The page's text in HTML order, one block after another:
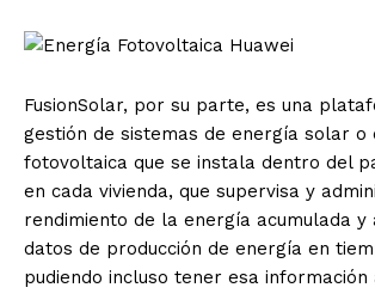
FusionSolar, por su parte, es una
gestión de sistemas de energía solar o
fotovoltaica que se instala dentro del
en cada vivienda, que supervisa y
rendimiento de la energía acumulada y
datos de producción de energía en
pudiendo incluso tener esa información